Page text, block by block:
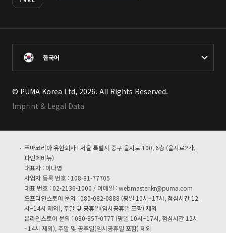
한국어
© PUMA Korea Ltd, 2026. All Rights Reserved.
Imprint & Legal Data
푸마코리아 유한회사 I 서울 특별시 중구 을지로 100, 6층 (을지로2가,
파인에비뉴)
대표자 : 이나영
사업자 등록 번호 : 108-81-77705
대표 번호 : 02-2136-1000 / 이메일 :webmaster.kr@puma.com
오프라인스토어 문의 : 080-082-0888 (평일 10시~17시, 점심시간 12
시~14시 제외), 주말 및 공휴일(임시공휴일 포함) 제외
온라인스토어 문의 : 080-857-0777 (평일 10시~17시, 점심시간 12시
~14시 제외), 주말 및 공휴일(임시공휴일 포함) 제외